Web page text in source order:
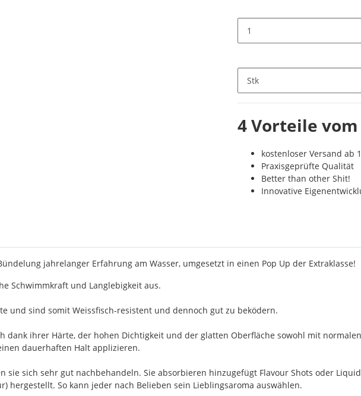
Stk
4 Vorteile
kostenloser Versand ab
Praxisgeprüfte Qualität
Better than other Shit!
Innovative
jahrelanger Erfahrung am Wasser, umgesetzt in einen Pop Up der Extraklasse!
Schwimmkraft und Langlebigkeit aus.
und sind somit Weissfisch-resistent und dennoch gut zu beködern.
dank ihrer Härte, der hohen Dichtigkeit und der glatten Oberfläche sowohl mit
dauerhaften Halt applizieren.
sie sich sehr gut nachbehandeln. Sie absorbieren hinzugefügt Flavour Shots oder
hergestellt. So kann jeder nach Belieben sein Lieblingsaroma auswählen.